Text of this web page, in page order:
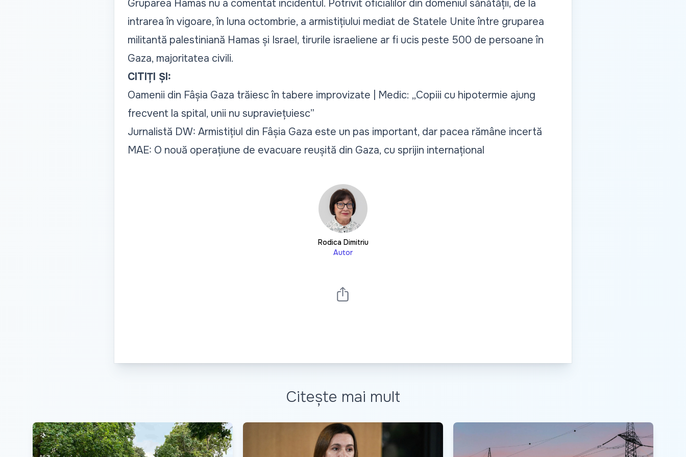
Gruparea Hamas nu a comentat incidentul. Potrivit oficialilor din domeniul sănătății, de la
intrarea în vigoare, în luna octombrie, a armistițiului mediat de Statele Unite între gruparea
militantă palestiniană Hamas și Israel, tirurile israeliene ar fi ucis peste 500 de persoane în
Gaza, majoritatea civili.
CITIȚI ȘI:
Oamenii din Fâșia Gaza trăiesc în tabere improvizate | Medic: „Copiii cu hipotermie ajung
frecvent la spital, unii nu supraviețuiesc”
Jurnalistă DW: Armistițiul din Fâșia Gaza este un pas important, dar pacea rămâne incertă
MAE: O nouă operațiune de evacuare reușită din Gaza, cu sprijin internațional
Rodica Dimitriu
Autor
Citește mai mult